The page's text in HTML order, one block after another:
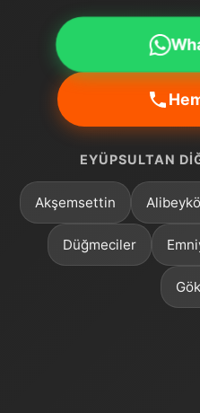
EYÜPSULTAN
Akşemsettin
Düğmeciler